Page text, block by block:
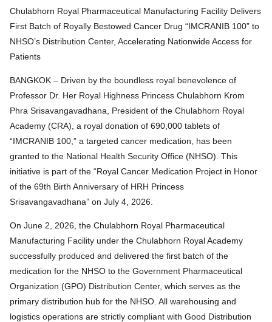
Chulabhorn Royal Pharmaceutical Manufacturing Facility Delivers
First Batch of Royally Bestowed Cancer Drug “IMCRANIB 100” to
NHSO’s Distribution Center, Accelerating Nationwide Access for
Patients
BANGKOK – Driven by the boundless royal benevolence of
Professor Dr. Her Royal Highness Princess Chulabhorn Krom
Phra Srisavangavadhana, President of the Chulabhorn Royal
Academy (CRA), a royal donation of 690,000 tablets of
“IMCRANIB 100,” a targeted cancer medication, has been
granted to the National Health Security Office (NHSO). This
initiative is part of the “Royal Cancer Medication Project in Honor
of the 69th Birth Anniversary of HRH Princess
Srisavangavadhana” on July 4, 2026.
On June 2, 2026, the Chulabhorn Royal Pharmaceutical
Manufacturing Facility under the Chulabhorn Royal Academy
successfully produced and delivered the first batch of the
medication for the NHSO to the Government Pharmaceutical
Organization (GPO) Distribution Center, which serves as the
primary distribution hub for the NHSO. All warehousing and
logistics operations are strictly compliant with Good Distribution